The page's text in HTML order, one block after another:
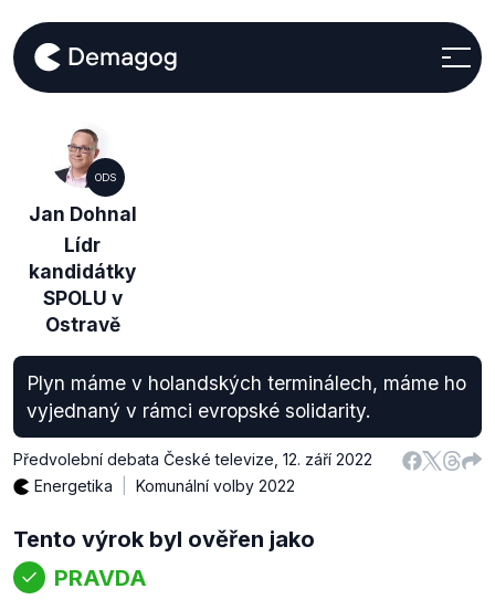
ODS
Jan Dohnal
Lídr
kandidátky
SPOLU v
Ostravě
Plyn máme v holandských terminálech, máme ho
vyjednaný v rámci evropské solidarity.
Předvolební debata České televize 12. září 2022
Energetika
Komunální volby 2022
Tento výrok byl ověřen jako
PRAVDA